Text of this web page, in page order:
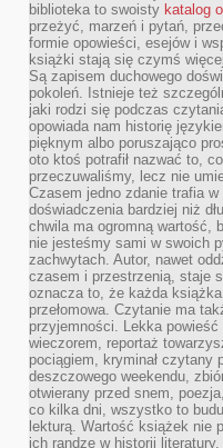
biblioteka to swoisty katalog
przeżyć, marzeń i pytań,
formie opowieści, esejów i
książki stają się czymś
Są zapisem duchowego
pokoleń. Istnieje też
jaki rodzi się podczas
opowiada nam historię
pięknym albo poruszająco
oto ktoś potrafił nazwać to,
przeczuwaliśmy, lecz nie
Czasem jedno zdanie trafia
doświadczenia bardziej niż
chwila ma ogromną wartość,
nie jesteśmy sami w swoich
zachwytach. Autor, nawet
czasem i przestrzenią, staje
oznacza to, że każda
przełomowa. Czytanie ma
przyjemności. Lekka
wieczorem, reportaż
pociągiem, kryminał czytany
deszczowego weekendu,
otwierany przed snem,
co kilka dni, wszystko to
lekturą. Wartość książek nie
ich randze w historii